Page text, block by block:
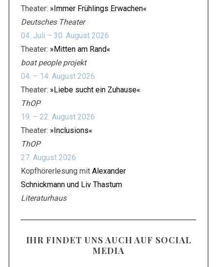
Theater: »Immer Frühlings Erwachen«
Deutsches Theater
04. Juli – 30. August 2026
Theater: »Mitten am Rand«
boat people projekt
04. – 14. August 2026
Theater: »Liebe sucht ein Zuhause«
ThOP
19. – 22. August 2026
Theater: »Inclusions«
ThOP
27. August 2026
Kopfhörerlesung mit Alexander
Schnickmann und Liv Thastum
Literaturhaus
IHR FINDET UNS AUCH AUF SOCIAL
MEDIA